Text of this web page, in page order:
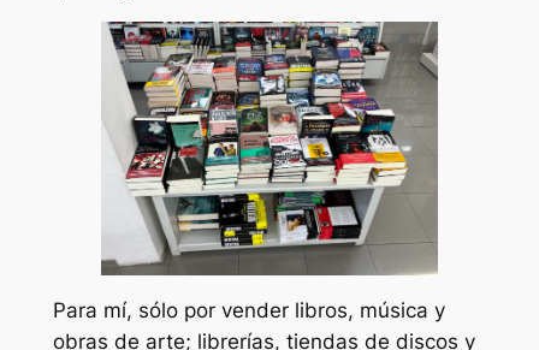
Para mí, sólo por vender libros, música y
obras de arte; librerías, tiendas de discos y